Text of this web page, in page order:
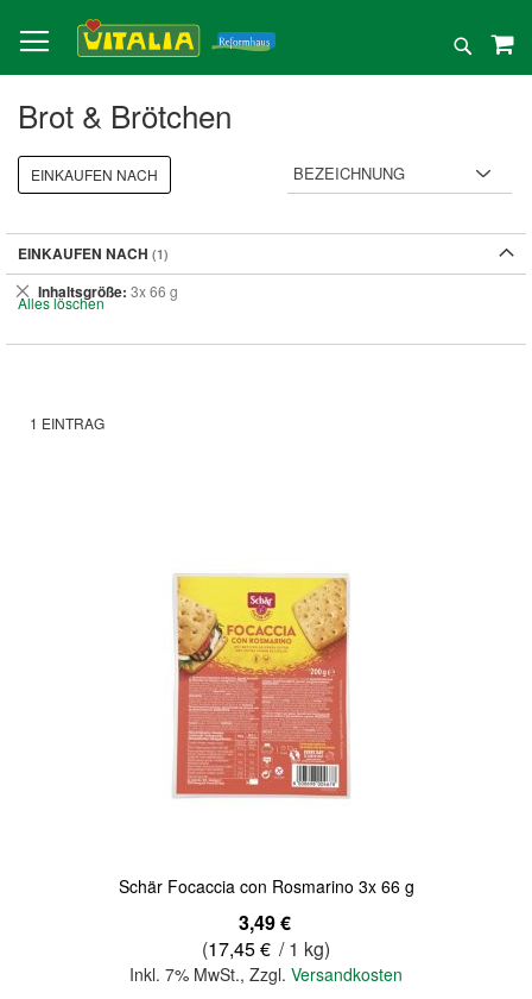
zum
Inhalt
Suche
Brot & Brötchen
1 EINTRAG
Schär Focaccia con Rosmarino 3x 66 g
3,49 €
(17,45 € / 1 kg)
Inkl. 7% MwSt., Zzgl. Versandkosten
EINKAUFEN NACH
EINKAUFEN NACH
Inhaltsgröße 3x 66 g
Dies
entfernen
Alles löschen